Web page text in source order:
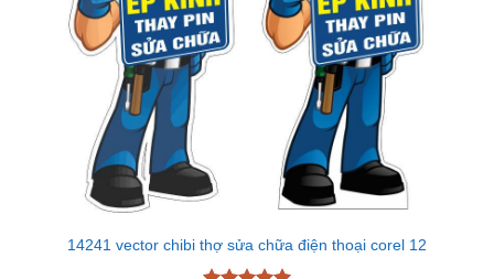
14241 vector chibi thợ sửa chữa điện thoại corel 12